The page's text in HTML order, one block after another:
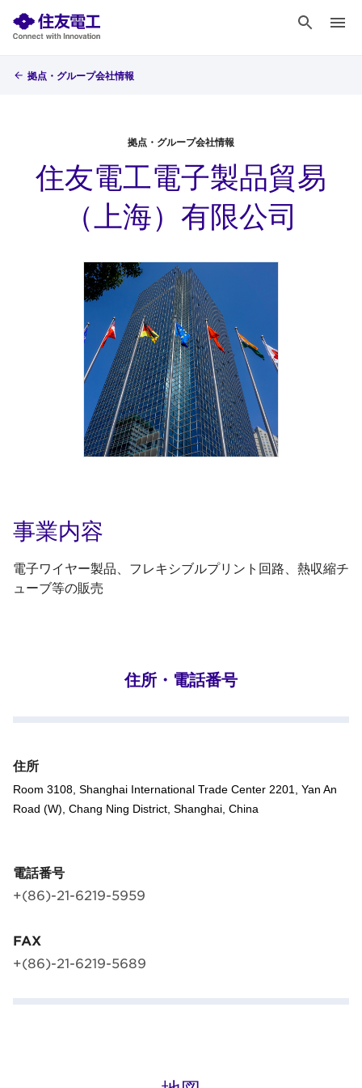
拠点・グループ会社情報
拠点・グループ会社情報
住友電工電子製品貿易
（上海）有限公司
事業内容
電子ワイヤー製品、フレキシブルプリント回路、熱収縮チ
ューブ等の販売
住所・電話番号
住所
Room 3108, Shanghai International Trade Center 2201, Yan An
Road (W), Chang Ning District, Shanghai, China
電話番号
+(86)-21-6219-5959
FAX
+(86)-21-6219-5689